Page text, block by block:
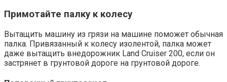
Примотайте палку к колесу
Вытащить машину из грязи на машине поможет обычная
палка. Привязанный к колесу изолентой, палка может
даже вытащить внедорожник Land Cruiser 200, если он
застрянет в грунтовой дороге на грунтовой дороге.